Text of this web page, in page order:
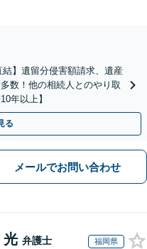
結】遺留分侵害額請求、遺産
数！他の相続人とのやり取
年以上】
る
メールでお問い合わせ
光 弁護士 福岡県